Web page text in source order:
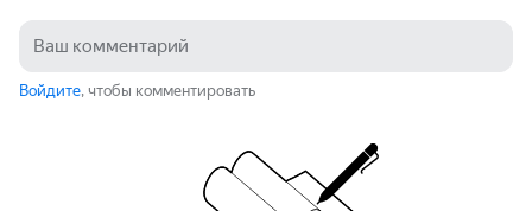
Войдите, чтобы комментировать